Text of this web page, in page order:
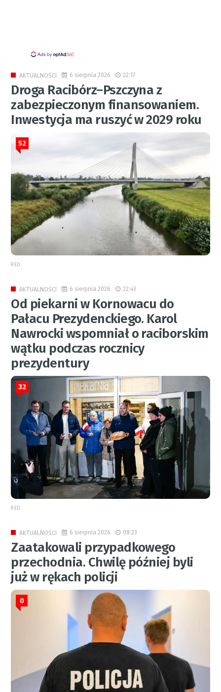
AKTUALNOŚCI 6 sierpnia 2026 22:17
Droga Racibórz–Pszczyna z
zabezpieczonym finansowaniem.
Inwestycja ma ruszyć w 2029 roku
52
RED.
AKTUALNOŚCI 6 sierpnia 2026 22:43
Od piekarni w Kornowacu do
Pałacu Prezydenckiego. Karol
Nawrocki wspomniał o raciborskim
wątku podczas rocznicy
prezydentury
32
RED.
AKTUALNOŚCI 6 sierpnia 2026 08:23
Zaatakowali przypadkowego
przechodnia. Chwilę później byli
już w rękach policji
0